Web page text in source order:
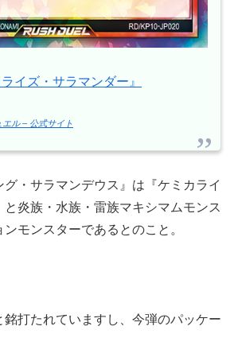
イズ・サラマンダー』
ル – 公式サイト
グ・サラマンデウス』は『ケミカライ
と炎族・水族・雷族マキシマムモンス
モンスターであるとのこと。
銘打たれていますし、今弾のパッケー